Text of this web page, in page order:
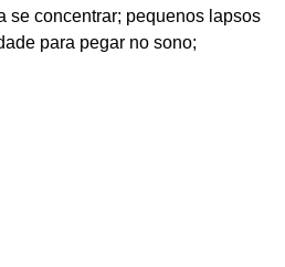
se concentrar; pequenos lapsos
para pegar no sono;